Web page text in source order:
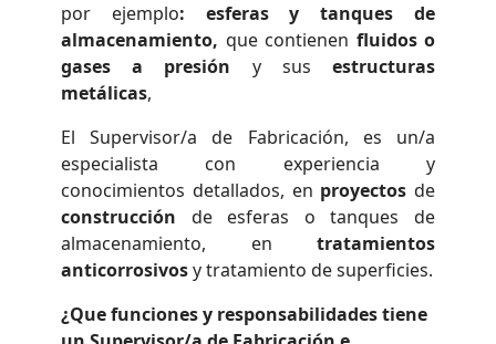
por ejemplo: esferas y tanques de
almacenamiento, que contienen fluidos o
gases a presión y susestructuras
metálicas,
El Supervisor/a de Fabricación, es un/a
especialista con experiencia y
conocimientos detallados, en proyectos de
construcción de esferas o tanques de
almacenamiento, en tratamientos
anticorrosivosy tratamiento de superficies.
¿Que funciones y responsabilidades tiene